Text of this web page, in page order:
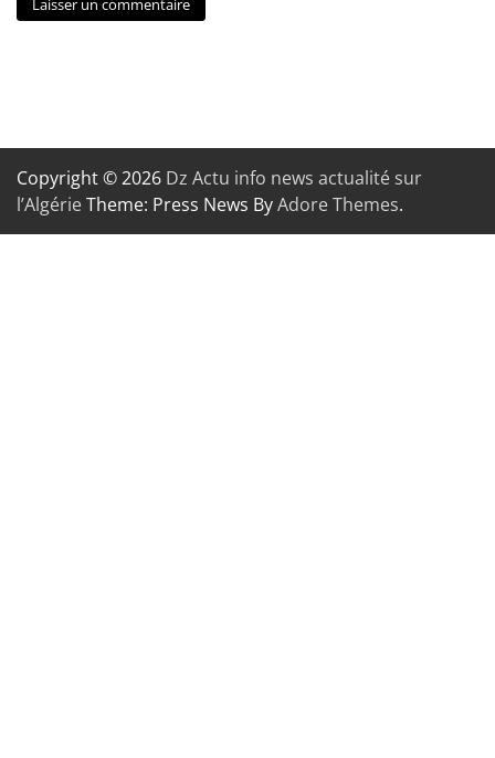
Copyright © 2026 Dz Actu info news actualité sur
l’AlgérieTheme: Press News ByAdore Themes.